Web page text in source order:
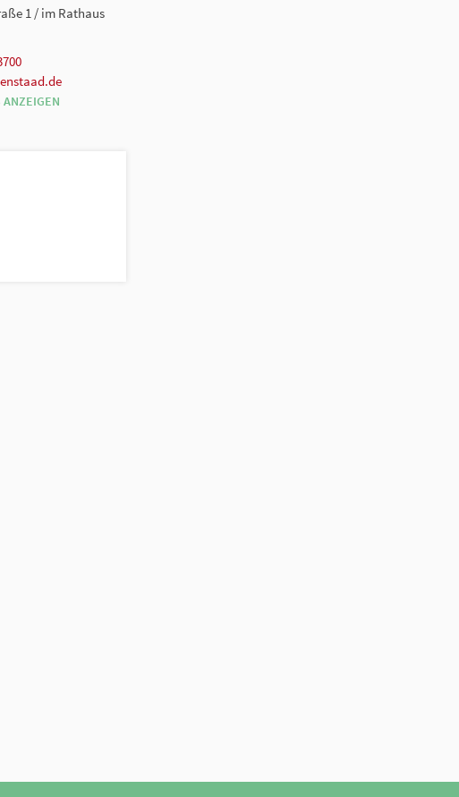
1 / im Rathaus
ANZEIGEN